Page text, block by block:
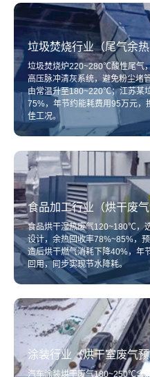
垃圾焚烧行业（尾气余
垃圾焚烧炉220~280℃酸性尾气
高压脉冲清灰系统，避免粉尘堵
由常温升至180~220℃；江苏某
75%，年节约能耗费用95万元，
佳工况。
食品加工行业（烘干废
食品烘干湿热废气120~180℃，
设计，余热回收率78%~85%，
造后烘干燃气消耗下降40%，年
回用，同步实现节水降耗。
涂装行业（烘干室废气
汽车涂装烘干废气180~250℃含